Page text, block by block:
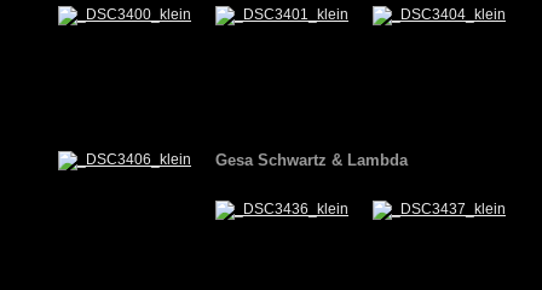
Gesa Schwartz & Lambda